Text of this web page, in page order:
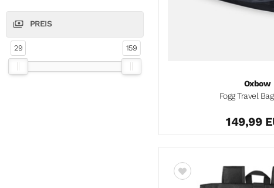
PREIS
29 159
'
Oxbow
Fogg Travel
149,99